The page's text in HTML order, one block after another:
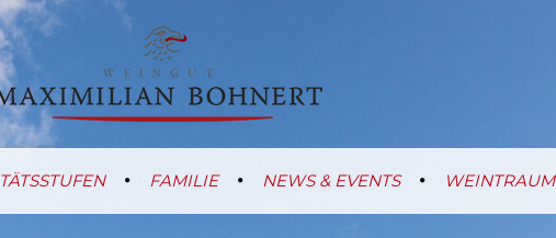
FAMILIE NEWS & EVENTS WEINTRAUM